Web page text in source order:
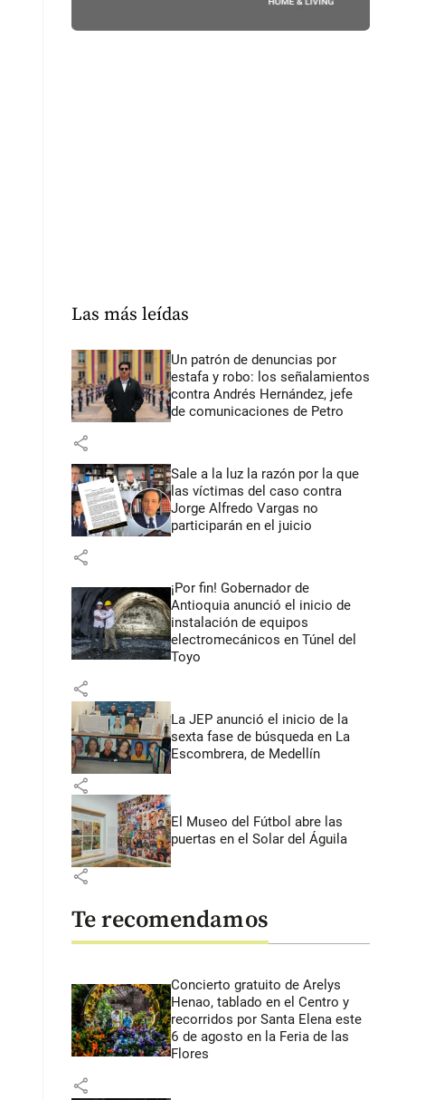
Las más leídas
Un patrón de denuncias por
estafa y robo: los señalamientos
contra Andrés Hernández, jefe
de comunicaciones de Petro
share
Sale a la luz la razón por la que
las víctimas del caso contra
Jorge Alfredo Vargas no
participarán en el juicio
share
¡Por fin! Gobernador de
Antioquia anunció el inicio de
instalación de equipos
electromecánicos en Túnel del
Toyo
share
La JEP anunció el inicio de la
sexta fase de búsqueda en La
Escombrera, de Medellín
share
El Museo del Fútbol abre las
puertas en el Solar del Águila
share
Te recomendamos
Concierto gratuito de Arelys
Henao, tablado en el Centro y
recorridos por Santa Elena este
6 de agosto en la Feria de las
Flores
share